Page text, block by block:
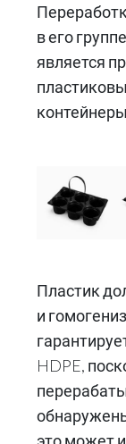
русский
в его
является
Пластик
и
HDPE,